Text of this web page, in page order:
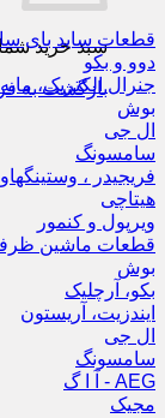
سبد خرید
بازگشت به
قطعات ساید بای
دوو و بکو
جنرال الکتریک،
بوش
ال جی
سامسونگ
فریجیدر ،
هیتاچی
ویرپول و کنمور
قطعات ماشین
بوش
بکو، آرچلیک
ایندزیت، آریستون
ال جی
سامسونگ
AEG - آ ا گ
مجیک